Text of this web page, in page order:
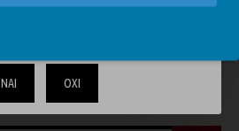
απευθύνεται αυστηρά και μόνο σε
ΝΑΙ ΟΧΙ